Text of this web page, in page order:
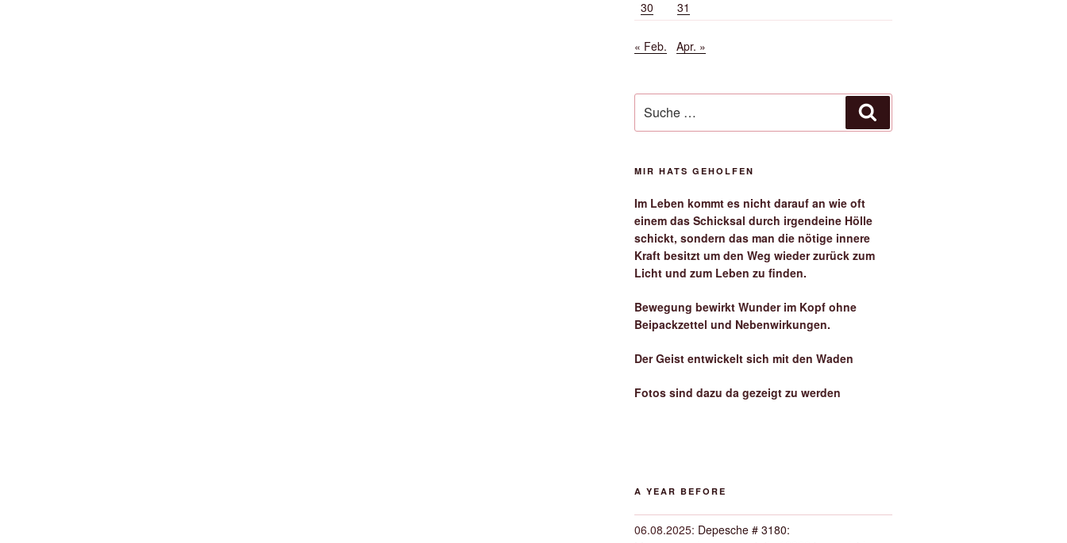
30
31
« Feb. Apr. »
nach:
MIR HATS GEHOLFEN
Im Leben kommt es nicht darauf an wie oft
einem das Schicksal durch irgendeine Hölle
schickt, sondern das man die nötige innere
Kraft besitzt um den Weg wieder zurück zum
Licht und zum Leben zu finden.
Bewegung bewirkt Wunder im Kopf ohne
Beipackzettel und Nebenwirkungen.
Der Geist entwickelt sich mit den Waden
Fotos sind dazu da gezeigt zu werden
A YEAR BEFORE
06.08.2025: Depesche # 3180: